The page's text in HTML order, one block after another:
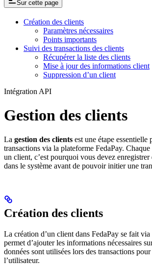
Sur cette page
Création des clients
Paramètres nécessaires
Points importants
Suivi des transactions des clients
Récupérer la liste des clients
Mise à jour des informations client
Suppression d’un client
Intégration API
Gestion des clients
La gestion des clients est une étape essentielle
transactions via la plateforme FedaPay. Chaque
un client, c’est pourquoi vous devez
dans le système avant de pouvoir initier une
Création des clients
La création d’un client dans FedaPay se fait
permet d’ajouter les informations nécessaires
données sont utilisées lors des transactions
l’utilisateur.